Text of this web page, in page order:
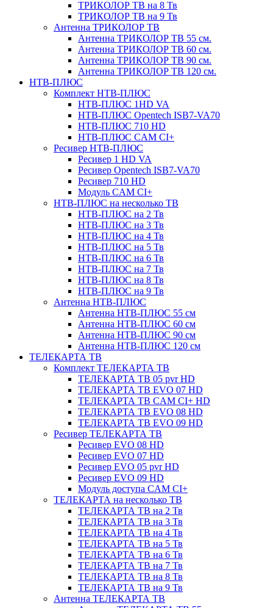
ТРИКОЛОР ТВ на 8 Тв
ТРИКОЛОР ТВ на 9 Тв
Антенна ТРИКОЛОР ТВ
Антенна ТРИКОЛОР ТВ 55 см.
Антенна ТРИКОЛОР ТВ 60 см.
Антенна ТРИКОЛОР ТВ 90 см.
Антенна ТРИКОЛОР ТВ 120 см.
НТВ-ПЛЮС
Комплект НТВ-ПЛЮС
НТВ-ПЛЮС 1HD VA
НТВ-ПЛЮС Opentech ISB7-VA70
НТВ-ПЛЮС 710 HD
НТВ-ПЛЮС CAM CI+
Ресивер НТВ-ПЛЮС
Ресивер 1 HD VA
Ресивер Opentech ISB7-VA70
Ресивер 710 HD
Модуль CAM CI+
НТВ-ПЛЮС на несколько ТВ
НТВ-ПЛЮС на 2 Тв
НТВ-ПЛЮС на 3 Тв
НТВ-ПЛЮС на 4 Тв
НТВ-ПЛЮС на 5 Тв
НТВ-ПЛЮС на 6 Тв
НТВ-ПЛЮС на 7 Тв
НТВ-ПЛЮС на 8 Тв
НТВ-ПЛЮС на 9 Тв
Антенна НТВ-ПЛЮС
Антенна НТВ-ПЛЮС 55 см
Антенна НТВ-ПЛЮС 60 см
Антенна НТВ-ПЛЮС 90 см
Антенна НТВ-ПЛЮС 120 см
ТЕЛЕКАРТА ТВ
Комплект ТЕЛЕКАРТА ТВ
ТЕЛЕКАРТА ТВ 05 pvr HD
ТЕЛЕКАРТА ТВ EVO 07 HD
ТЕЛЕКАРТА ТВ CAM CI+ HD
ТЕЛЕКАРТА ТВ EVO 08 HD
ТЕЛЕКАРТА ТВ EVO 09 HD
Ресивер ТЕЛЕКАРТА ТВ
Ресивер EVO 08 HD
Ресивер EVO 07 HD
Ресивер EVO 05 pvr HD
Ресивер EVO 09 HD
Модуль доступа CAM CI+
ТЕЛЕКАРТА на несколько ТВ
ТЕЛЕКАРТА ТВ на 2 Тв
ТЕЛЕКАРТА ТВ на 3 Тв
ТЕЛЕКАРТА ТВ на 4 Тв
ТЕЛЕКАРТА ТВ на 5 Тв
ТЕЛЕКАРТА ТВ на 6 Тв
ТЕЛЕКАРТА ТВ на 7 Тв
ТЕЛЕКАРТА ТВ на 8 Тв
ТЕЛЕКАРТА ТВ на 9 Тв
Антенна ТЕЛЕКАРТА ТВ